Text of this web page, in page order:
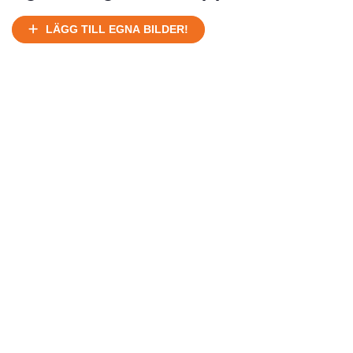
Under normalt skick, kan kräva reparation
LÄGG TILL EGNA BILDER!